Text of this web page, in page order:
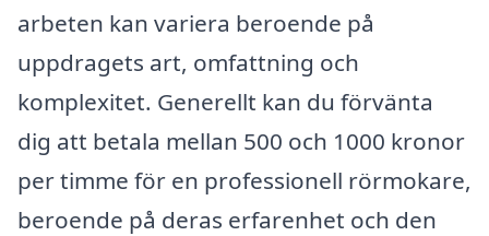
arbeten kan variera beroende på
uppdragets art, omfattning och
komplexitet. Generellt kan du förvänta
dig att betala mellan 500 och 1000 kronor
per timme för en professionell rörmokare,
beroende på deras erfarenhet och den